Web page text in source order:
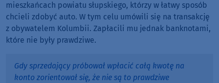
mieszkańcach powiatu słupskiego, którzy w łatwy sposób
chcieli zdobyć auto. W tym celu umówili się na transakcję
z obywatelem Kolumbii. Zapłacili mu jednak banknotami,
które nie były prawdziwe.
Gdy sprzedający próbował wpłacić całą kwotę na
konto zorientował się, że nie są to prawdziwe